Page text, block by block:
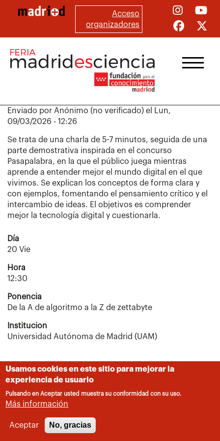
principal
Acceso
organizadores
Enviado por Anónimo (no verificado) el
Lun,
09/03/2026 - 12:26
Se trata de una charla de 5-7 minutos, seguida de una
parte demostrativa inspirada en el concurso
Pasapalabra, en la que el público juega mientras
aprende a entender mejor el mundo digital en el que
vivimos. Se explican los conceptos de forma clara y
con ejemplos, fomentando el pensamiento crítico y el
intercambio de ideas. El objetivos es comprender
mejor la tecnología digital y cuestionarla.
Día
20 Vie
Hora
12:30
Ponencia
De la A de algoritmo a la Z de zettabyte
Institucion
Universidad Autónoma de Madrid (UAM)
Usamos cookies en este sitio para mejorar la
experiencia de usuario
Pulsando en Aceptar usted muestra su conformidad con su uso.
Más información
Aceptar No, gracias